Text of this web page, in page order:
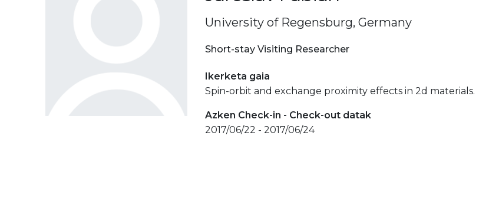
University of Regensburg, Germany
Short-stay Visiting Researcher
Ikerketa gaia
Spin-orbit and exchange proximity effects in 2d materials.
Azken Check-in - Check-out datak
2017/06/22 - 2017/06/24